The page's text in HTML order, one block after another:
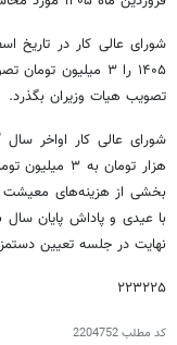
۱۴۰۵ را ۳ میلیون
تصویب هیات وزیران بگذرد.
هزار تومان
بخشی از هزینه‌های معیشت
با عیدی و پاداش پایان
نهایت در جلسه تعیین
۲۲۳۲۲۵
کد مطلب2204752